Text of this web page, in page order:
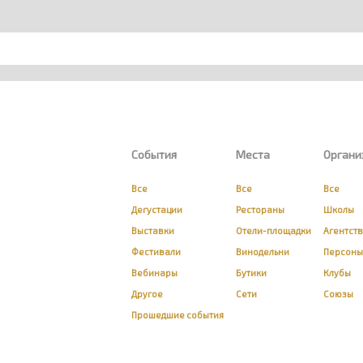
События
Все
Дегустации
Выставки
Фестивали
Вебинары
Другое
Прошедшие события
Места
Все
Рестораны
Отели-площадки
Винодельни
Бутики
Сети
Все
Школы
Персоны
Клубы
Союзы